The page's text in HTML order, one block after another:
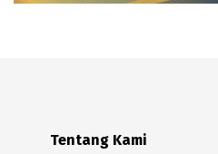
Tentang Kami